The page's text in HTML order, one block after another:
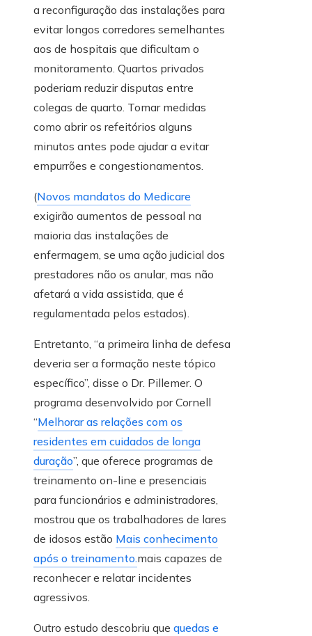
a reconfiguração das instalações para
evitar longos corredores semelhantes
aos de hospitais que dificultam o
monitoramento. Quartos privados
poderiam reduzir disputas entre
colegas de quarto. Tomar medidas
como abrir os refeitórios alguns
minutos antes pode ajudar a evitar
empurrões e congestionamentos.
(Novos mandatos do Medicare
exigirão aumentos de pessoal na
maioria das instalações de
enfermagem, se uma ação judicial dos
prestadores não os anular, mas não
afetará a vida assistida, que é
regulamentada pelos estados).
Entretanto, “a primeira linha de defesa
deveria ser a formação neste tópico
específico”, disse o Dr. Pillemer. O
programa desenvolvido por Cornell
“Melhorar as relações com os
residentes em cuidados de longa
duração”, que oferece programas de
treinamento on-line e presenciais
para funcionários e administradores,
mostrou que os trabalhadores de lares
de idosos estão Mais conhecimento
após o treinamento.mais capazes de
reconhecer e relatar incidentes
agressivos.
Outro estudo descobriu que quedas e